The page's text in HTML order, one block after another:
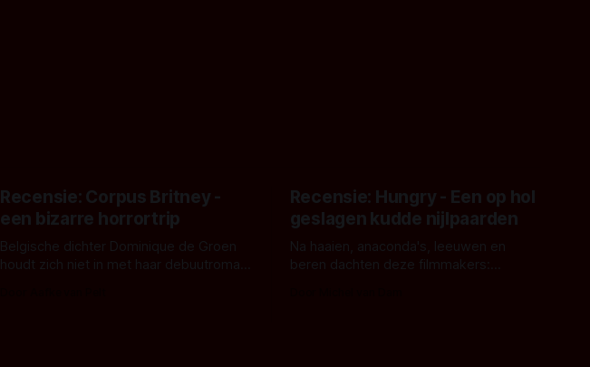
Recensie: Corpus Britney -
een bizarre horrortrip
Belgische dichter Dominique de Groen
houdt zich niet in met haar debuutroman.
Recensie: Hungry - Een op hol
geslagen kudde nijlpaarden
Na haaien, anaconda's, leeuwen en
beren dachten deze filmmakers: